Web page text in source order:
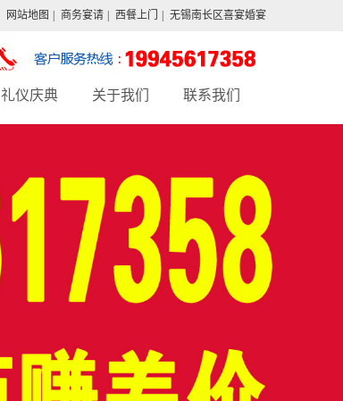
网站地图 商务宴请 西餐上门 无锡南长区喜宴婚宴
礼仪庆典
家庭宴会
宴会配送
大型冷餐
关于我们 联系我们